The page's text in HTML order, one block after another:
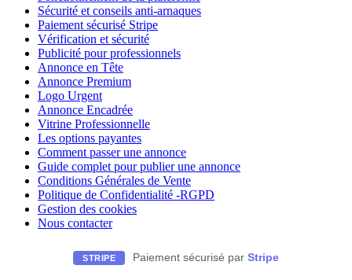
Sécurité et conseils anti-arnaques
Paiement sécurisé Stripe
Vérification et sécurité
Publicité pour professionnels
Annonce en Tête
Annonce Premium
Logo Urgent
Annonce Encadrée
Vitrine Professionnelle
Les options payantes
Comment passer une annonce
Guide complet pour publier une annonce
Conditions Générales de Vente
Politique de Confidentialité -RGPD
Gestion des cookies
Nous contacter
STRIPE Paiement sécurisé par Stripe